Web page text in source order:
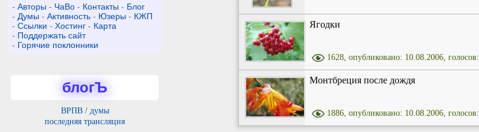
-Авторы - ЧаВо - Контакты - Блог
- Думы -Активность - Юзеры - КЖП
-Ссылки -Хостинг - Карта
- Поддержать сайт
- Горячие поклонники
блогЪ
ВРПВ/ думы
последняя трансляция
Ягодки
1628, опубликовано: 10.08.2006, голосов:
Монтбреция после дождя
1886, опубликовано: 10.08.2006, голосов: